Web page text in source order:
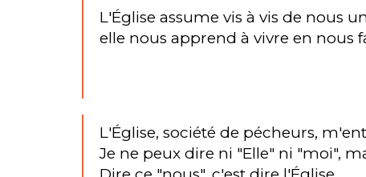
L'Église assume vis à vis de nous
elle nous apprend à vivre en nous
L'Église, société de pécheurs,
Je ne peux dire ni "Elle" ni "moi",